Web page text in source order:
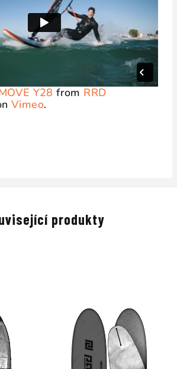
Y28 from RRD
Vimeo.
produkty